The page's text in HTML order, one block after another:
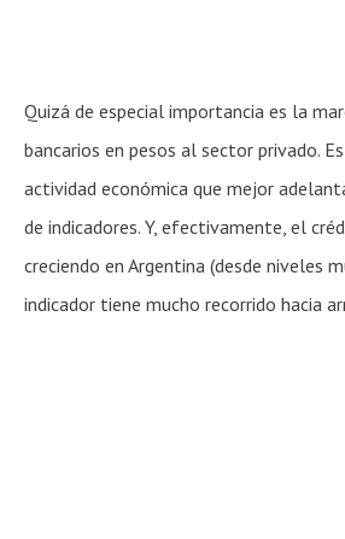
Quizá de especial importancia es la
bancarios en pesos al sector privado.
actividad económica que mejor
de indicadores. Y, efectivamente, el
creciendo en Argentina (desde niveles
indicador tiene mucho recorrido hacia